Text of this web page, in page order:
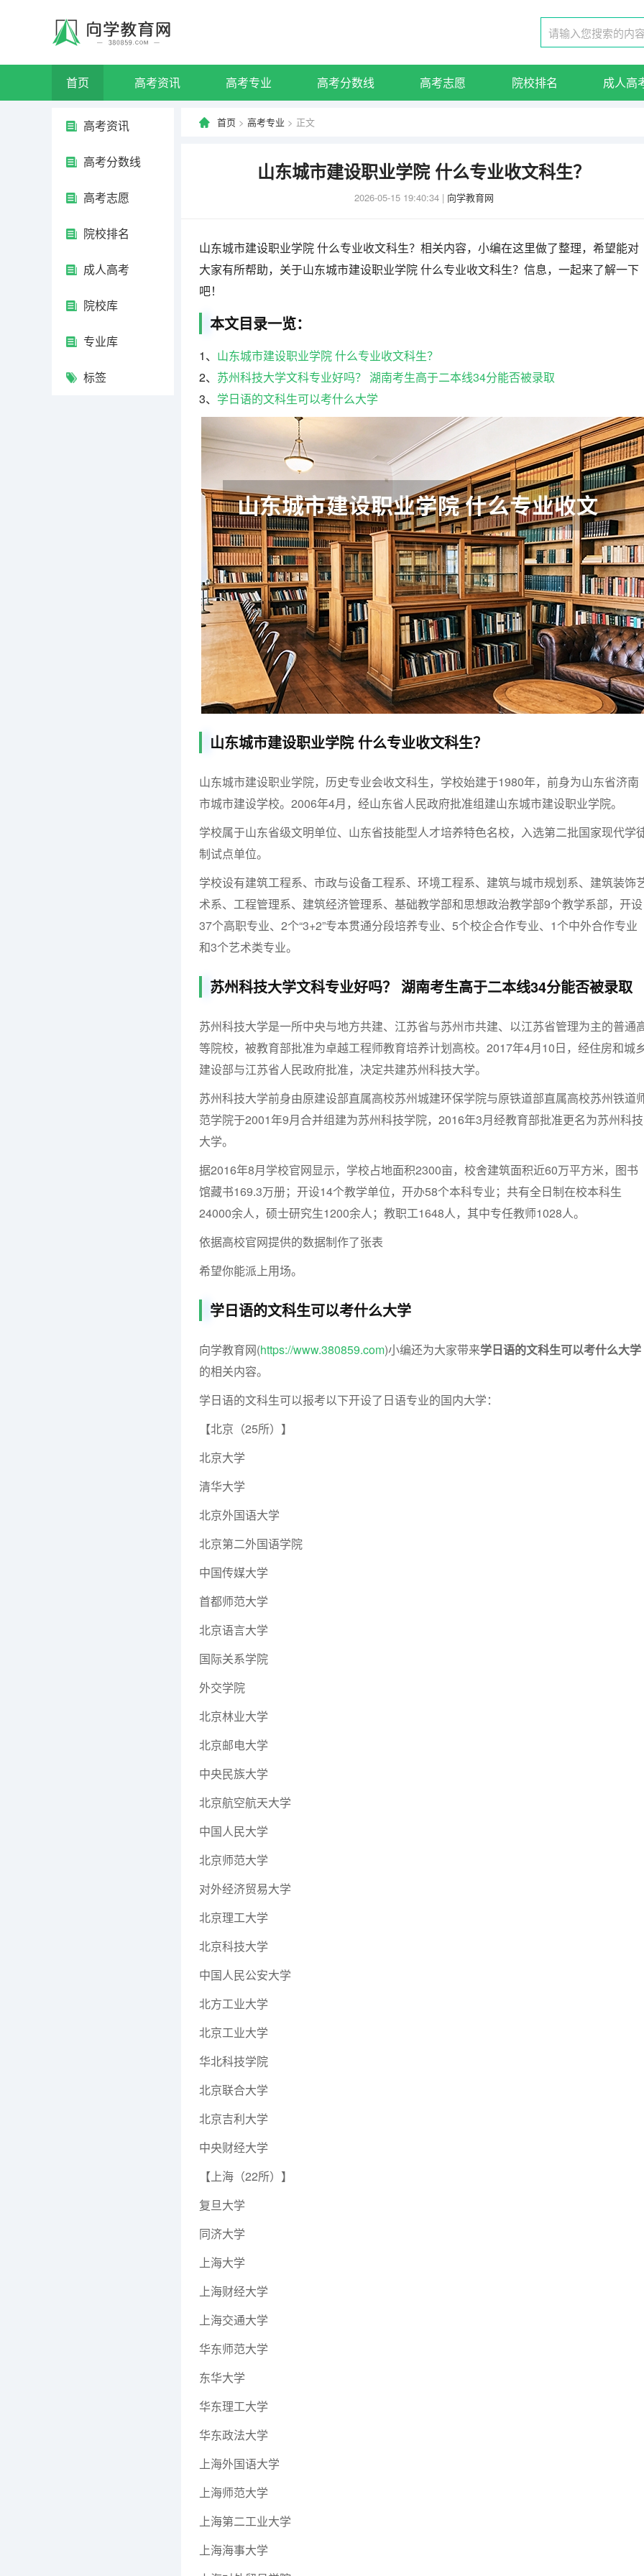
首页 高考资讯 高考专业 高考分数线 高考志愿 院校排名 成人高
高考资讯
高考分数线
高考志愿
院校排名
成人高考
院校库
专业库
标签
首页 > 高考专业 > 正文
山东城市建设职业学院 什么专业收文科生？
2026-05-15 19:40:34 | 向学教育网
山东城市建设职业学院 什么专业收文科生？相关内容，小编在这里做了整理，希望能对
大家有所帮助，关于山东城市建设职业学院 什么专业收文科生？信息，一起来了解一下
吧！
本文目录一览：
1、 山东城市建设职业学院 什么专业收文科生？
2、 苏州科技大学文科专业好吗？ 湖南考生高于二本线34分能否被录取
3、 学日语的文科生可以考什么大学
山东城市建设职业学院 什么专业收文科生？
山东城市建设职业学院，历史专业会收文科生，学校始建于1980年，前身为山东省济南
市城市建设学校。2006年4月，经山东省人民政府批准组建山东城市建设职业学院。
学校属于山东省级文明单位、山东省技能型人才培养特色名校，入选第二批国家现代学
制试点单位。
学校设有建筑工程系、市政与设备工程系、环境工程系、建筑与城市规划系、建筑装饰
术系、工程管理系、建筑经济管理系、基础教学部和思想政治教学部9个教学系部，开设
37个高职专业、2个“3+2”专本贯通分段培养专业、5个校企合作专业、1个中外合作专业
和3个艺术类专业。
苏州科技大学文科专业好吗？ 湖南考生高于二本线34分能否被录取
苏州科技大学是一所中央与地方共建、江苏省与苏州市共建、以江苏省管理为主的普通
等院校，被教育部批准为卓越工程师教育培养计划高校。2017年4月10日，经住房和城
建设部与江苏省人民政府批准，决定共建苏州科技大学。
苏州科技大学前身由原建设部直属高校苏州城建环保学院与原铁道部直属高校苏州铁道
范学院于2001年9月合并组建为苏州科技学院，2016年3月经教育部批准更名为苏州科技
大学。
据2016年8月学校官网显示，学校占地面积2300亩，校舍建筑面积近60万平方米，图书
馆藏书169.3万册；开设14个教学单位，开办58个本科专业；共有全日制在校本科生
24000余人，硕士研究生1200余人；教职工1648人，其中专任教师1028人。
依据高校官网提供的数据制作了张表
希望你能派上用场。
学日语的文科生可以考什么大学
向学教育网(https://www.380859.com)小编还为大家带来学日语的文科生可以考什么大学
的相关内容。
学日语的文科生可以报考以下开设了日语专业的国内大学：
【北京（25所）】
北京大学
清华大学
北京外国语大学
北京第二外国语学院
中国传媒大学
首都师范大学
北京语言大学
国际关系学院
外交学院
北京林业大学
北京邮电大学
中央民族大学
北京航空航天大学
中国人民大学
北京师范大学
对外经济贸易大学
北京理工大学
北京科技大学
中国人民公安大学
北方工业大学
北京工业大学
华北科技学院
北京联合大学
北京吉利大学
中央财经大学
【上海（22所）】
复旦大学
同济大学
上海大学
上海财经大学
上海交通大学
华东师范大学
东华大学
华东理工大学
华东政法大学
上海外国语大学
上海师范大学
上海第二工业大学
上海海事大学